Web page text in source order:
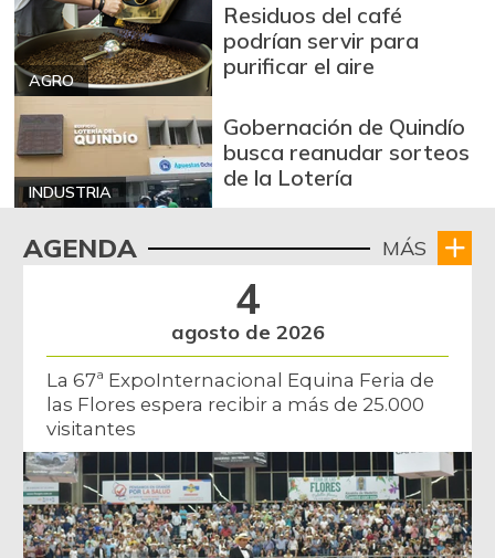
AGRO
Residuos del café
podrían servir para
purificar el aire
INDUSTRIA
Gobernación de Quindío
busca reanudar sorteos
de la Lotería
AGENDA MÁS
4
agosto de 2026
La 67ª ExpoInternacional Equina Feria de
las Flores espera recibir a más de 25.000
visitantes